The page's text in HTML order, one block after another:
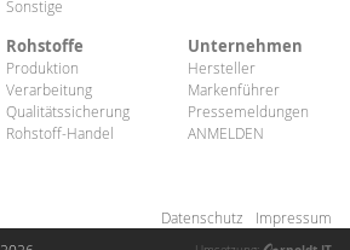
Sonstige
Rohstoffe
Produktion
Verarbeitung
Qualitätssicherung
Rohstoff-Handel
Unternehmen
Hersteller
Markenführer
Pressemeldungen
ANMELDEN
Datenschutz
Impressum